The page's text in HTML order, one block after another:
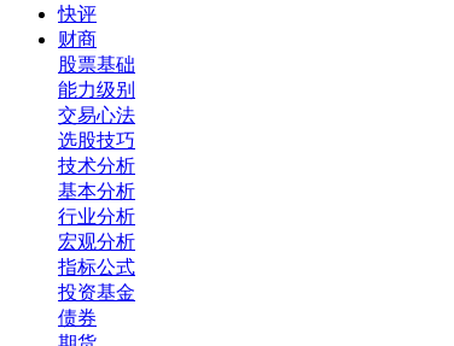
快评
财商
股票基础
能力级别
交易心法
选股技巧
技术分析
基本分析
行业分析
宏观分析
指标公式
投资基金
债券